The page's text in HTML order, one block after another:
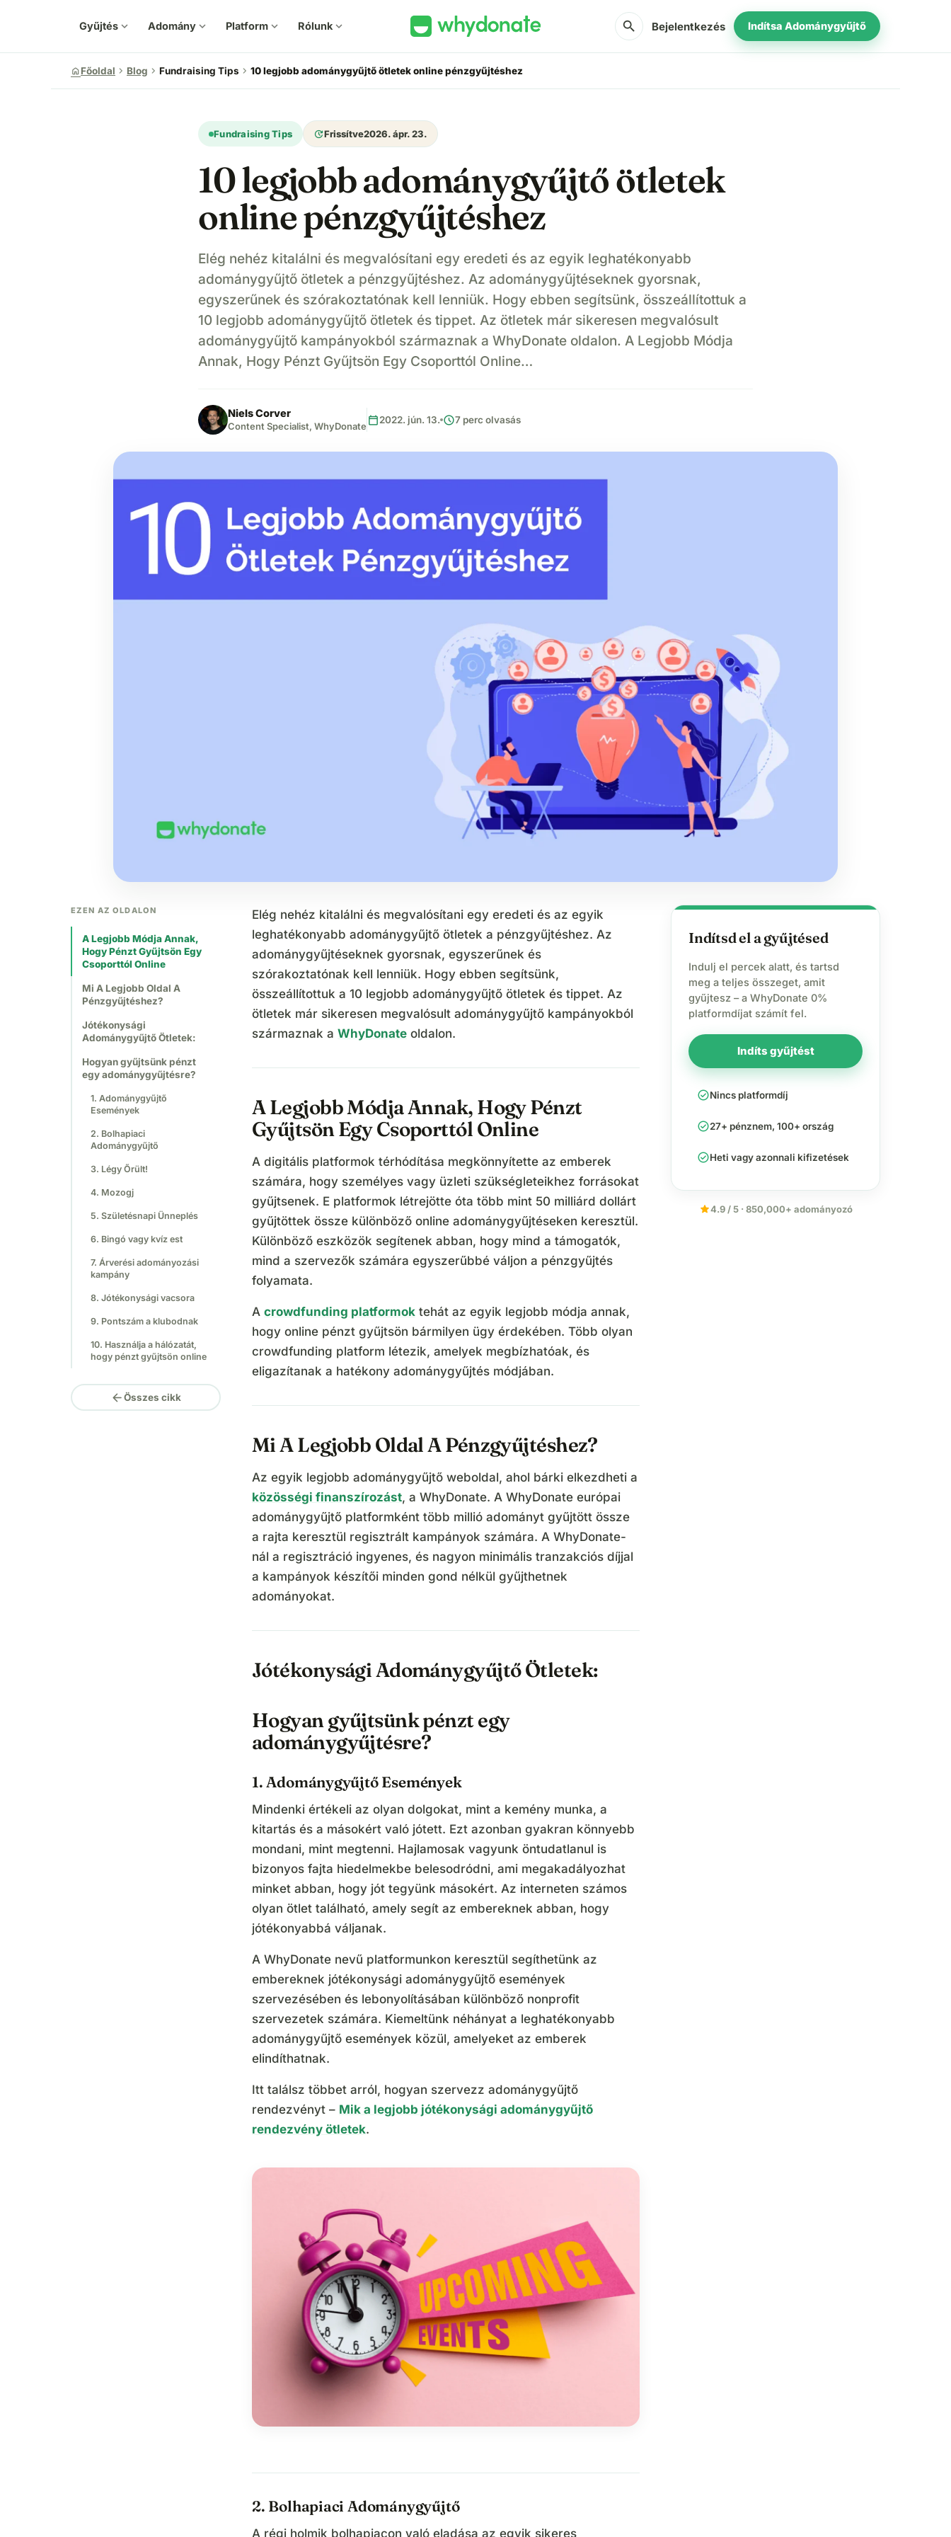
Gyűjtés expand_more Adomány expand_more Platform expand_more Rólunk expand_more search Bejelentkezés Indítsa Adománygyűjtő
homeFőoldal chevron_right Blog chevron_right Fundraising Tips chevron_right 10 legjobb adománygyűjtő ötletek online pénzgyűjtéshez
Fundraising Tips updateFrissítve2026. ápr. 23.
10 legjobb adománygyűjtő ötletek
online pénzgyűjtéshez
Elég nehéz kitalálni és megvalósítani egy eredeti és az egyik leghatékonyabb
adománygyűjtő ötletek a pénzgyűjtéshez. Az adománygyűjtéseknek gyorsnak,
egyszerűnek és szórakoztatónak kell lenniük. Hogy ebben segítsünk, összeállítottuk a
10 legjobb adománygyűjtő ötletek és tippet. Az ötletek már sikeresen megvalósult
adománygyűjtő kampányokból származnak a WhyDonate oldalon. A Legjobb Módja
Annak, Hogy Pénzt Gyűjtsön Egy Csoporttól Online…
Niels Corver
Content Specialist, WhyDonate calendar_today2022. jún. 13. schedule7 perc olvasás
EZEN AZ OLDALON
A Legjobb Módja Annak,
Hogy Pénzt Gyűjtsön Egy
Csoporttól Online
Mi A Legjobb Oldal A
Pénzgyűjtéshez?
Jótékonysági
Adománygyűjtő Ötletek:
Hogyan gyűjtsünk pénzt
egy adománygyűjtésre?
1. Adománygyűjtő
Események
2. Bolhapiaci
Adománygyűjtő
3. Légy Őrült!
4. Mozogj
5. Születésnapi Ünneplés
6. Bingó vagy kvíz est
7. Árverési adományozási
kampány
8. Jótékonysági vacsora
9. Pontszám a klubodnak
10. Használja a hálózatát,
hogy pénzt gyűjtsön online
arrow_backÖsszes cikk
Elég nehéz kitalálni és megvalósítani egy eredeti és az egyik
leghatékonyabb adománygyűjtő ötletek a pénzgyűjtéshez. Az
adománygyűjtéseknek gyorsnak, egyszerűnek és
szórakoztatónak kell lenniük. Hogy ebben segítsünk,
összeállítottuk a 10 legjobb adománygyűjtő ötletek és tippet. Az
ötletek már sikeresen megvalósult adománygyűjtő kampányokból
származnak a WhyDonate oldalon.
A Legjobb Módja Annak, Hogy Pénzt
Gyűjtsön Egy Csoporttól Online
A digitális platformok térhódítása megkönnyítette az emberek
számára, hogy személyes vagy üzleti szükségleteikhez forrásokat
gyűjtsenek. E platformok létrejötte óta több mint 50 milliárd dollárt
gyűjtöttek össze különböző online adománygyűjtéseken keresztül.
Különböző eszközök segítenek abban, hogy mind a támogatók,
mind a szervezők számára egyszerűbbé váljon a pénzgyűjtés
folyamata.
A crowdfunding platformok tehát az egyik legjobb módja annak,
hogy online pénzt gyűjtsön bármilyen ügy érdekében. Több olyan
crowdfunding platform létezik, amelyek megbízhatóak, és
eligazítanak a hatékony adománygyűjtés módjában.
Mi A Legjobb Oldal A Pénzgyűjtéshez?
Az egyik legjobb adománygyűjtő weboldal, ahol bárki elkezdheti a
közösségi finanszírozást, a WhyDonate. A WhyDonate európai
adománygyűjtő platformként több millió adományt gyűjtött össze
a rajta keresztül regisztrált kampányok számára. A WhyDonate-
nál a regisztráció ingyenes, és nagyon minimális tranzakciós díjjal
a kampányok készítői minden gond nélkül gyűjthetnek
adományokat.
Jótékonysági Adománygyűjtő Ötletek:
Hogyan gyűjtsünk pénzt egy
adománygyűjtésre?
1. Adománygyűjtő Események
Mindenki értékeli az olyan dolgokat, mint a kemény munka, a
kitartás és a másokért való jótett. Ezt azonban gyakran könnyebb
mondani, mint megtenni. Hajlamosak vagyunk öntudatlanul is
bizonyos fajta hiedelmekbe belesodródni, ami megakadályozhat
minket abban, hogy jót tegyünk másokért. Az interneten számos
olyan ötlet található, amely segít az embereknek abban, hogy
jótékonyabbá váljanak.
A WhyDonate nevű platformunkon keresztül segíthetünk az
embereknek jótékonysági adománygyűjtő események
szervezésében és lebonyolításában különböző nonprofit
szervezetek számára. Kiemeltünk néhányat a leghatékonyabb
adománygyűjtő események közül, amelyeket az emberek
elindíthatnak.
Itt találsz többet arról, hogyan szervezz adománygyűjtő
rendezvényt – Mik a legjobb jótékonysági adománygyűjtő
rendezvény ötletek.
2. Bolhapiaci Adománygyűjtő
A régi holmik bolhapiacon való eladása az egyik sikeres
Indítsd el a gyűjtésed
Indulj el percek alatt, és tartsd
meg a teljes összeget, amit
gyűjtesz – a WhyDonate 0%
platformdíjat számít fel.
Indíts gyűjtést
check_circleNincs platformdíj
check_circle27+ pénznem, 100+ ország
check_circleHeti vagy azonnali kifizetések
star4.9 / 5 · 850,000+ adományozó